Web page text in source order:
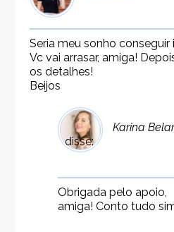
Seria meu sonho conseguir
Vc vai arrasar, amiga!
os detalhes!
Beijos
Karina
disse:
Obrigada pelo apoio,
amiga! Conto tudo